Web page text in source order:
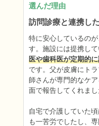
選んだ理由
訪問診療と連携し
特に安心しているの
す。施設には提携して
医や歯科医が定期的
です。父が皮膚にト
師さんが専門的なケ
面で報告してくれまし
自宅で介護していた
も一苦労でしたし、